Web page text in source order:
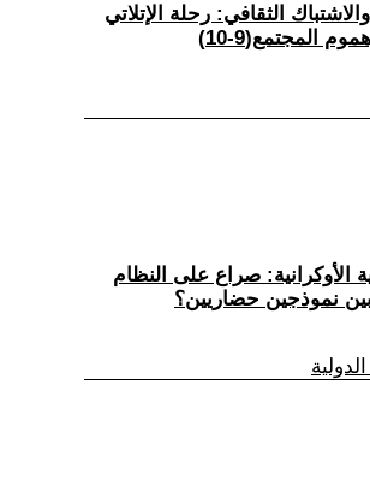
والاشتباك الثقافي: رحلة الإتلاتي
المجتمع(9-10)
الأوكرانية: صراع على النظام
نموذجين حضاريين؟